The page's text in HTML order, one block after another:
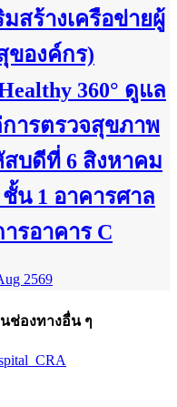
สร้างเครือข่ายผู้
ของค์กร)
360° ดูแล
ารตรวจสุขภาพ
บดีที่ 6 สิงหาคม
น 1 อาคารศาล
รอาคาร C
2569
ช่องทางอื่น ๆ
CRA